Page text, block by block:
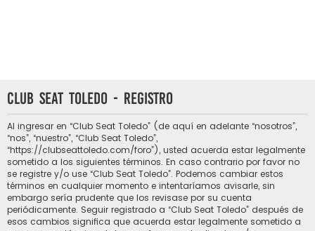
Club Seat Toledo - Registro
Al ingresar en “Club Seat Toledo” (de aquí en adelante “nosotros”,
“nos”, “nuestro”, “Club Seat Toledo”,
“https://clubseattoledo.com/foro”), usted acuerda estar legalmente
sometido a los siguientes términos. En caso contrario por favor no
se registre y/o use “Club Seat Toledo”. Podemos cambiar estos
términos en cualquier momento e intentaríamos avisarle, sin
embargo sería prudente que los revisase por su cuenta
periódicamente. Seguir registrado a “Club Seat Toledo” después de
esos cambios significa que acuerda estar legalmente sometido a